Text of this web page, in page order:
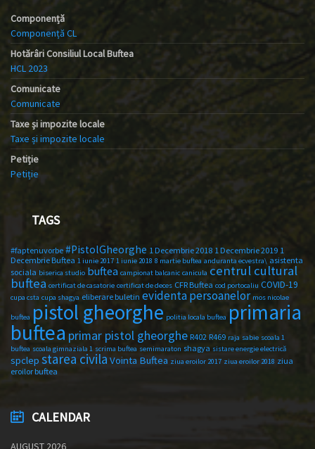
Componență
Componență CL
Hotărâri Consiliul Local Buftea
HCL 2023
Comunicate
Comunicate
Taxe și impozite locale
Taxe și impozite locale
Petiție
Petiție
TAGS
#faptenuvorbe #PistolGheorghe 1 Decembrie 2018 1 Decembrie 2019 1
Decembrie Buftea 1 iunie 2017 1 iunie 2018 8 martie buftea anduranta ecvestra\ asistenta
sociala biserica studio buftea campionat balcanic canicula centrul cultural
buftea certificat de casatorie certificat de deces CFR Buftea cod portocaliu COVID-19
cupa csta cupa shagya eliberare buletin evidenta persoanelor mos nicolae
buftea pistol gheorghe politia locala buftea primaria
buftea primar pistol gheorghe R402 R469 raja sabie scoala 1
buftea scoala gimnaziala 1 scrima buftea semimaraton shagya sistare energie electrică
spclep starea civila Vointa Buftea ziua eroilor 2017 ziua eroilor 2018 ziua
eroilor buftea
CALENDAR
AUGUST 2026